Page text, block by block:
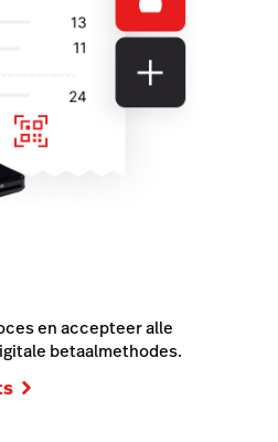
en accepteer alle
betaalmethodes.